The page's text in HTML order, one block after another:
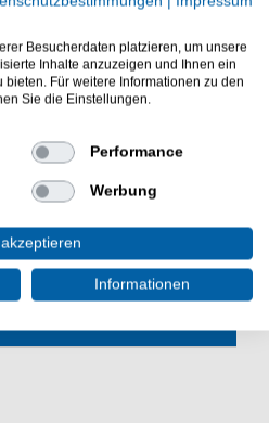
4/0 und 6/0
flexible Ködermontage
und Abrissstein-
mit 30g U-Pose
Vorfach zum
mit
Besucherdaten platzieren, um unsere
Inhalte anzuzeigen und Ihnen ein
Für weitere Informationen zu den
Sie die Einstellungen.
Performance
Werbung
Informationen